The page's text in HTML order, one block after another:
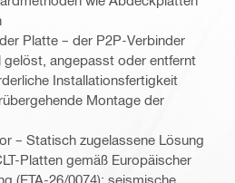
Platte – der P2P-Verbinder
gelöst, angepasst oder entfernt
Installationsfertigkeit
Montage der
– Statisch zugelassene Lösung
Platten gemäß Europäischer
(ETA-26/0074); seismische